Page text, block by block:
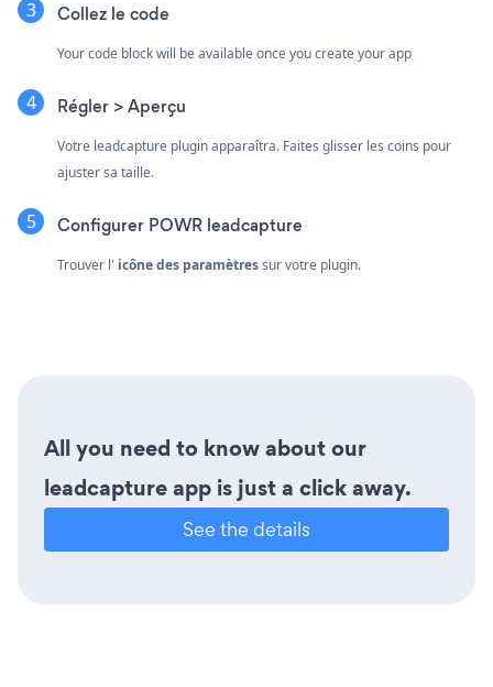
Collez le code
Your code block will be available once you create your app
Régler > Aperçu
Votre leadcapture plugin apparaîtra. Faites glisser les coins pour
ajuster sa taille.
Configurer POWR leadcapture
Trouver l' icône des paramètressur votre plugin.
All you need to know about our
leadcapture app is just a click away.
See the details